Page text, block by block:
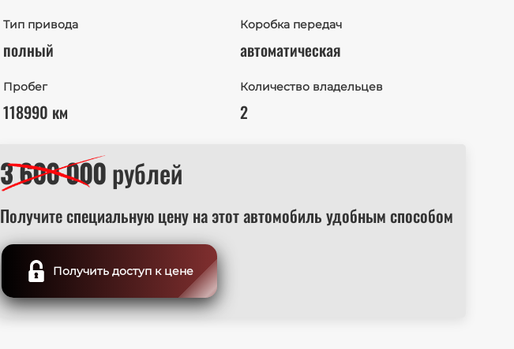
Тип привода
полный
Коробка передач
автоматическая
Пробег
118990 км
Количество владельцев
2
3 600 000рублей
Получите специальную цену на этот автомобиль удобным способом
Получить доступ к цене